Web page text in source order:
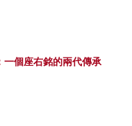
一個座右銘的兩代傳承